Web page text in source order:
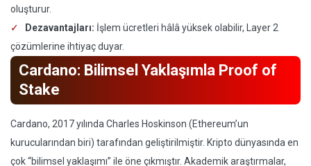
oluşturur.
Dezavantajları: İşlem ücretleri hâlâ yüksek olabilir, Layer 2
çözümlerine ihtiyaç duyar.
Cardano: Bilimsel Yaklaşımla Proof of
Stake
Cardano, 2017 yılında Charles Hoskinson (Ethereum’un
kurucularından biri) tarafından geliştirilmiştir. Kripto dünyasında en
çok “bilimsel yaklaşımı” ile öne çıkmıştır. Akademik araştırmalar,